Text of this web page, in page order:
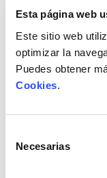
Esta página web
Este sitio web
optimizar la
Puedes obtener
Cookies.
Necesarias